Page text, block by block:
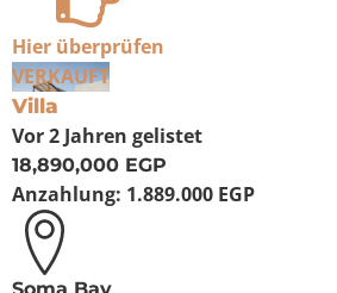
Hier überprüfen
VERKAUFT
Villa
Vor 2 Jahren gelistet
18,890,000 EGP
Anzahlung: 1.889.000 EGP